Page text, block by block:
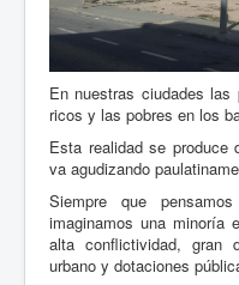
En nuestras ciudades
ricos y las pobres en los
Esta realidad se produce
va agudizando
Siempre que
imaginamos una minoría
alta conflictividad, gran
urbano y dotaciones